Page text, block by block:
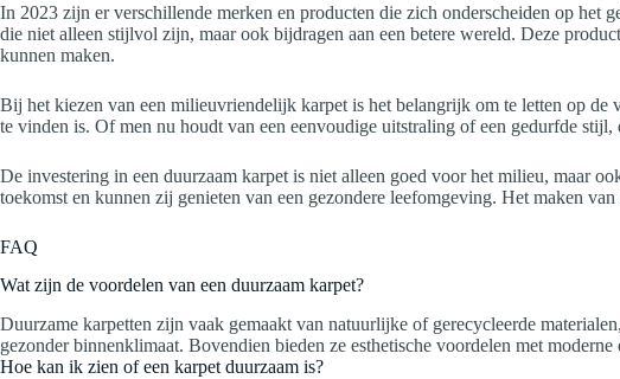
In 2023 zijn er verschillende merken en producten die zich onderscheiden op het
die niet alleen stijlvol zijn, maar ook bijdragen aan een betere wereld. Deze
kunnen maken.
Bij het kiezen van een milieuvriendelijk karpet is het belangrijk om te letten op
te vinden is. Of men nu houdt van een eenvoudige uitstraling of een gedurfde
De investering in een duurzaam karpet is niet alleen goed voor het milieu, maar
toekomst en kunnen zij genieten van een gezondere leefomgeving. Het maken
FAQ
Wat zijn de voordelen van een duurzaam karpet?
Duurzame karpetten zijn vaak gemaakt van natuurlijke of gerecycleerde
gezonder binnenklimaat. Bovendien bieden ze esthetische voordelen met
Hoe kan ik zien of een karpet duurzaam is?